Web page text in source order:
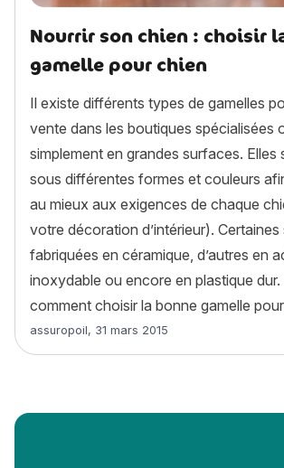
Nourrir son chien : choisir
gamelle pour chien
Il existe différents types de gamelles
vente dans les boutiques spécialisées
simplement en grandes surfaces. Elles
sous différentes formes et couleurs
au mieux aux exigences de chaque
votre décoration d’intérieur).
fabriquées en céramique, d’autres en
inoxydable ou encore en plastique dur.
comment choisir la bonne gamelle
Article rédigé par
assuropoil, 31 mars 2015